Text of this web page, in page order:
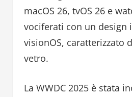
macOS 26, tvOS 26 e
vociferati con un design
visionOS, caratterizzato
vetro.
La WWDC 2025 è stata